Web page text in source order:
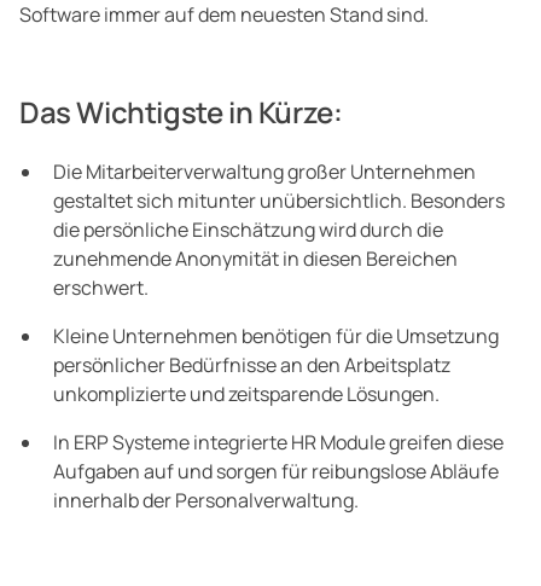
Software immer auf dem neuesten Stand sind.
Das Wichtigste in Kürze:
Die Mitarbeiterverwaltung großer Unternehmen
gestaltet sich mitunter unübersichtlich. Besonders
die persönliche Einschätzung wird durch die
zunehmende Anonymität in diesen Bereichen
erschwert.
Kleine Unternehmen benötigen für die Umsetzung
persönlicher Bedürfnisse an den Arbeitsplatz
unkomplizierte und zeitsparende Lösungen.
In ERP Systeme integrierte HR Module greifen diese
Aufgaben auf und sorgen für reibungslose Abläufe
innerhalb der Personalverwaltung.